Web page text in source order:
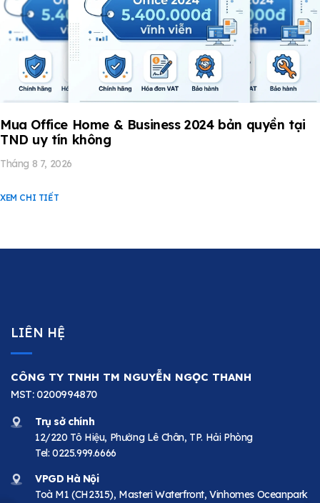
Mua Office Home & Business 2024 bản quyền tại
TND uy tín không
Tháng 8 7, 2026
XEM CHI TIẾT
LIÊN HỆ
CÔNG TY TNHH TM NGUYỄN NGỌC THANH
MST: 0200994870
Trụ sở chính
12/220 Tô Hiệu, Phường Lê Chân, TP. Hải Phòng
Tel: 0225.999.6666
VPGD Hà Nội
Toà M1 (CH2315), Masteri Waterfront, Vinhomes Oceanpark